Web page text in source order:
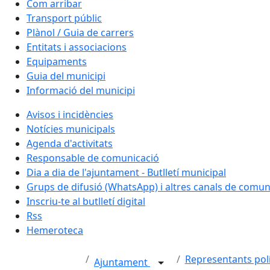
Com arribar
Transport públic
Plànol / Guia de carrers
Entitats i associacions
Equipaments
Guia del municipi
Informació del municipi
Avisos i incidències
Notícies municipals
Agenda d'activitats
Responsable de comunicació
Dia a dia de l'ajuntament - Butlletí municipal
Grups de difusió (WhatsApp) i altres canals de
Inscriu-te al butlletí digital
Rss
Hemeroteca
Ajuntament Representants